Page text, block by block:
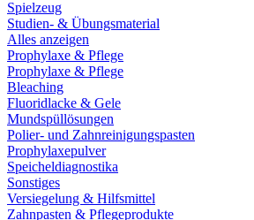
Spielzeug
Studien- & Übungsmaterial
Alles anzeigen
Prophylaxe & Pflege
Prophylaxe & Pflege
Bleaching
Fluoridlacke & Gele
Mundspüllösungen
Polier- und Zahnreinigungspasten
Prophylaxepulver
Speicheldiagnostika
Sonstiges
Versiegelung & Hilfsmittel
Zahnpasten & Pflegeprodukte